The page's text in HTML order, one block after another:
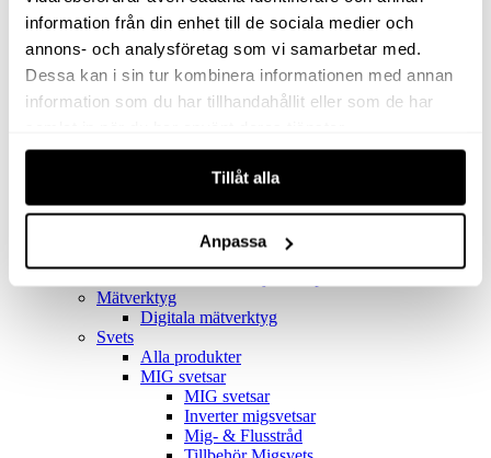
information från din enhet till de sociala medier och
annons- och analysföretag som vi samarbetar med.
Dessa kan i sin tur kombinera informationen med annan
information som du har tillhandahållit eller som de har
Tillåt alla
Anpassa
Golv- & Kombinationsmunstycke
Munstycke
Motor
Reservdelar dammsugare
Rör & handtag
Uppsamlingspåsar
Alla produkter
Mätverktyg
Digitala mätverktyg
Svets
Alla produkter
MIG svetsar
MIG svetsar
Inverter migsvetsar
Mig- & Flusstråd